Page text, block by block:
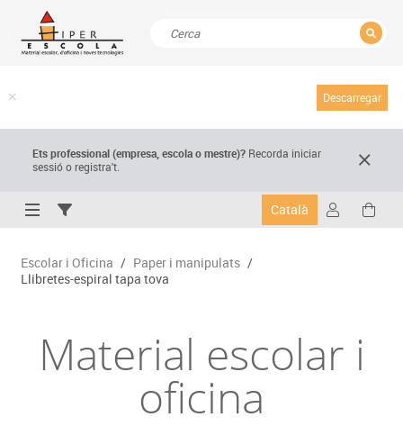
Descarregar
Ets professional (empresa,escola o mestre)? Recorda iniciar
sessió o registra't.
Català
Escolar i Oficina / Paper i manipulats /
Llibretes-espiral tapa tova
Material escolar i
oficina